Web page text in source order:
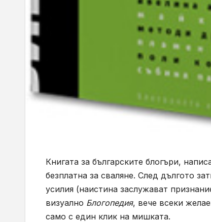
Книгата за българските блогъри,
безплатна за сваляне. След дългото
усилия (наистина заслужават
визуално Блогопедия, вече всеки
само с един клик на мишката.